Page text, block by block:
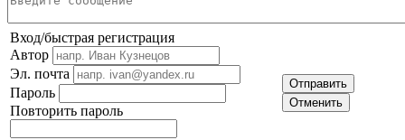
Вход/быстрая регистрация
Автор
Эл. почта
Пароль
Повторить пароль
Отправить
Отменить